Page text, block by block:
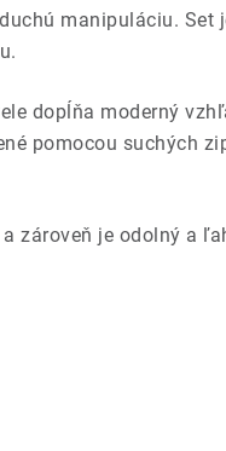
manipuláciu. Set
dopĺňa moderný
pomocou suchých
zároveň je odolný a